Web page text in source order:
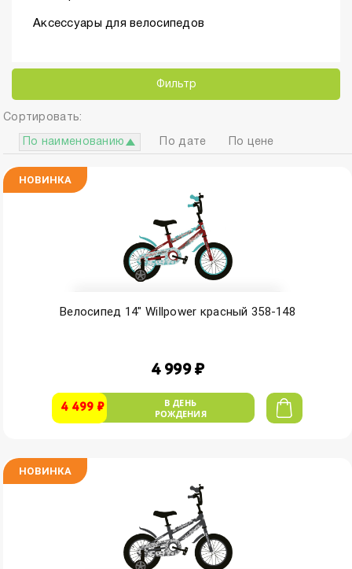
Аксессуары для велосипедов
Фильтр
Сортировать:
По наименованию По дате По цене
НОВИНКА
Велосипед 14" Willpower красный 358-148
4 999 ₽
4 499 ₽
В ДЕНЬ
РОЖДЕНИЯ
НОВИНКА